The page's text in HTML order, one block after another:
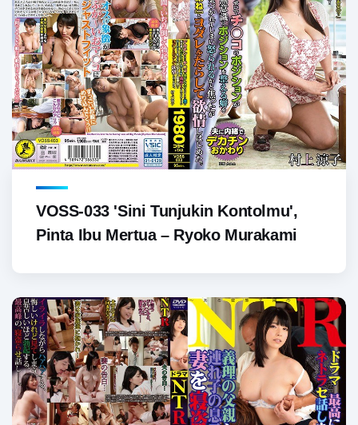
VOSS-033 'Sini Tunjukin Kontolmu',
Pinta Ibu Mertua – Ryoko Murakami